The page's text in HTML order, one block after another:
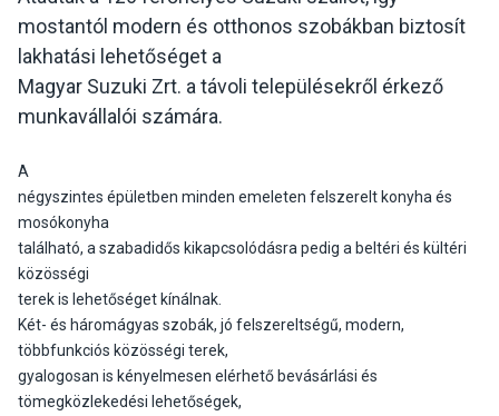
mostantól modern és otthonos szobákban biztosít
lakhatási lehetőséget a
Magyar Suzuki Zrt. a távoli településekről érkező
munkavállalói számára.
A
négyszintes épületben minden emeleten felszerelt konyha és
mosókonyha
található, a szabadidős kikapcsolódásra pedig a beltéri és kültéri
közösségi
terek is lehetőséget kínálnak.
Két- és háromágyas szobák, jó felszereltségű, modern,
többfunkciós közösségi terek,
gyalogosan is kényelmesen elérhető bevásárlási és
tömegközlekedési lehetőségek,